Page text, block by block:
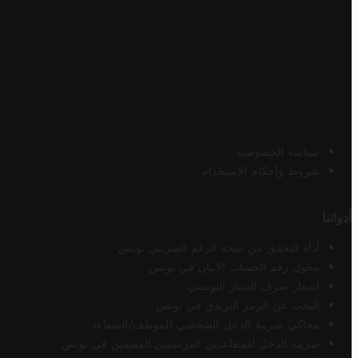
سياسة الخصوصية
شروط وأحكام الاستخدام
أدواتنا
أداة التحقق من صحة الرقم الضريبي تونس
محول رقم الحساب الآيبان في تونس
أسعار صرف الدينار التونسي
البحث عن الرمز البريدي في تونس
محاكي ضريبة الدخل الشخصي للموظف/المتقاعد
ضريبة الدخل للمتقاعدين الفرنسيين المقيمين في تونس